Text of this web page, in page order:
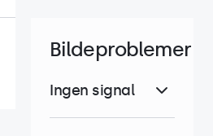
Bildeproblemer
Ingen signal